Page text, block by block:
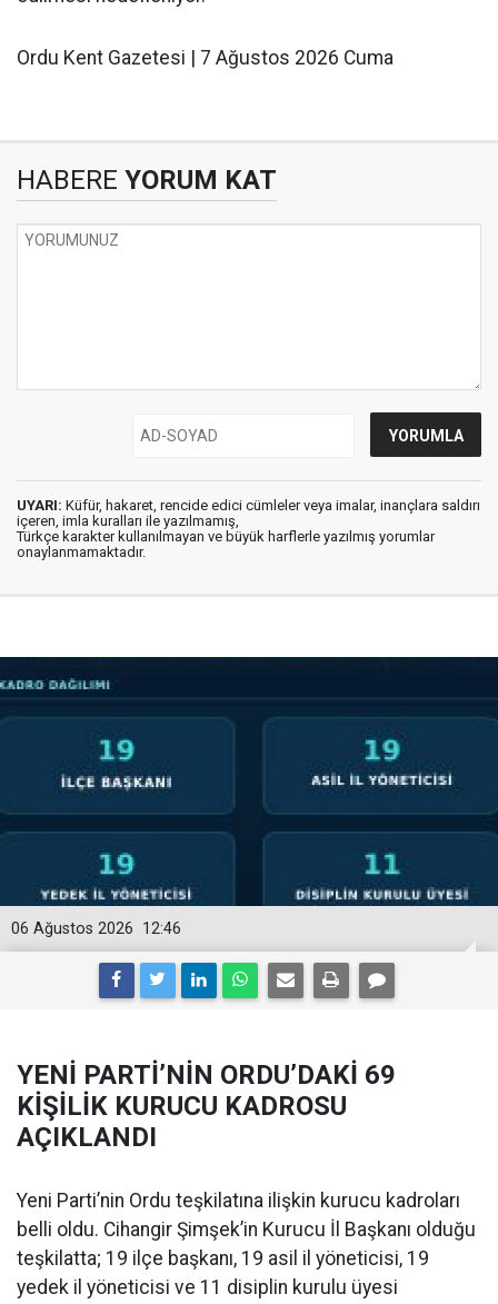
Ordu Kent Gazetesi | 7 Ağustos 2026 Cuma
HABERE YORUM KAT
UYARI: Küfür, hakaret, rencide edici cümleler veya imalar, inançlara saldırı
içeren, imla kuralları ile yazılmamış,
Türkçe karakter kullanılmayan ve büyük harflerle yazılmış yorumlar
onaylanmamaktadır.
12:46
06 Ağustos 2026
YENİ PARTİ’NİN ORDU’DAKİ 69
KİŞİLİK KURUCU KADROSU
AÇIKLANDI
Yeni Parti’nin Ordu teşkilatına ilişkin kurucu kadroları
belli oldu. Cihangir Şimşek’in Kurucu İl Başkanı olduğu
teşkilatta; 19 ilçe başkanı, 19 asil il yöneticisi, 19
yedek il yöneticisi ve 11 disiplin kurulu üyesi